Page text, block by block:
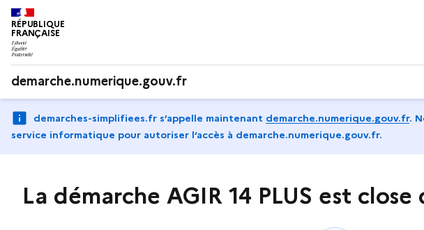
RÉPUBLIQUE
FRANÇAISE
demarche.numerique.gouv.fr
demarches-simplifiees.fr s’appelle maintenant demarche.numerique.gouv.fr.
service informatique pour autoriser l‘accès à demarche.numerique.gouv.fr.
La démarche AGIR 14 PLUS est